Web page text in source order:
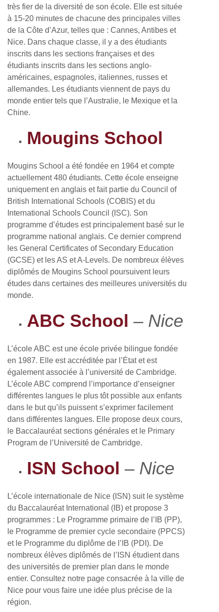
très fier de la diversité de son école. Elle est située
à 15-20 minutes de chacune des principales villes
de la Côte d’Azur, telles que : Cannes, Antibes et
Nice. Dans chaque classe, il y a des étudiants
inscrits dans les sections françaises et des
étudiants inscrits dans les sections anglo-
américaines, espagnoles, italiennes, russes et
allemandes. Les étudiants viennent de pays du
monde entier tels que l’Australie, le Mexique et la
Chine.
Mougins School
Mougins School a été fondée en 1964 et compte
actuellement 480 étudiants. Cette école enseigne
uniquement en anglais et fait partie du Council of
British International Schools (COBIS) et du
International Schools Council (ISC). Son
programme d’études est principalement basé sur le
programme national anglais. Ce dernier comprend
les General Certificates of Secondary Education
(GCSE) et les AS et A-Levels. De nombreux élèves
diplômés de Mougins School poursuivent leurs
études dans certaines des meilleures universités du
monde.
ABC School – Nice
L’école ABC est une école privée bilingue fondée
en 1987. Elle est accréditée par l’État et est
également associée à l’université de Cambridge.
L’école ABC comprend l’importance d’enseigner
différentes langues le plus tôt possible aux enfants
dans le but qu’ils puissent s’exprimer facilement
dans différentes langues. Elle propose deux cours,
le Baccalauréat sections générales et le Primary
Program de l’Université de Cambridge.
ISN School – Nice
L’école internationale de Nice (ISN) suit le système
du Baccalauréat International (IB) et propose 3
programmes : Le Programme primaire de l’IB (PP),
le Programme de premier cycle secondaire (PPCS)
et le Programme du diplôme de l’IB (PDI). De
nombreux élèves diplômés de l’ISN étudient dans
des universités de premier plan dans le monde
entier. Consultez notre page consacrée à la ville de
Nice pour vous faire une idée plus précise de la
région.